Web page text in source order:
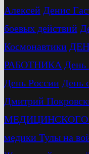
Алексей Денис
боевых действий
Космонавтики
РАБОТНИКА День
День России День
Дмитрий
МЕДИЦИНСКОГО
медики Тулы на